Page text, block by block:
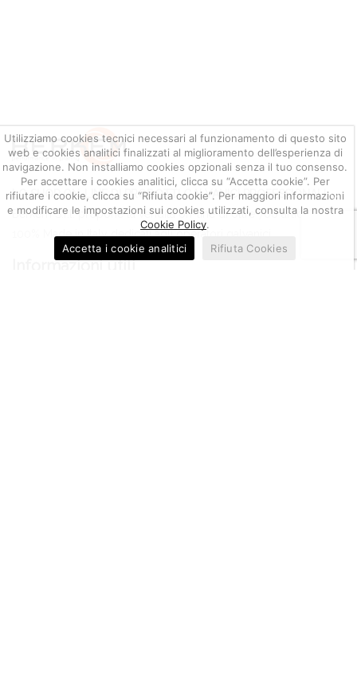
Utilizziamo cookies tecnici necessari al funzionamento di questo sito
web e cookies analitici finalizzati al miglioramento dell’esperienza di
navigazione. Non installiamo cookies opzionali senza il tuo consenso.
Per accettare i cookies analitici, clicca su “Accetta cookie”. Per
rifiutare i cookie, clicca su “Rifiuta cookie”. Per maggiori informazioni
e modificare le impostazioni sui cookies utilizzati, consulta la nostra
Cookie Policy.
Accetta i cookie analitici
Rifiuta Cookies
LO SHOP ON-LINE DI PRODOTTI GALVANICI PROFESSIONALI
Berkem S.r.l. propone la vendita on-line di oltre 700 articoli
100% Made in Italy dedicati agli operatori galvanici.
Informazioni utili